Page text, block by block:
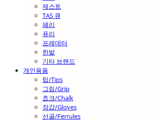
제스트
TAS 큐
페리
퓨리
프레데터
한밭
기타 브랜드
개인용품
팁/Tips
그립/Grip
쵸크/Chalk
장갑/Gloves
선골/Ferrules